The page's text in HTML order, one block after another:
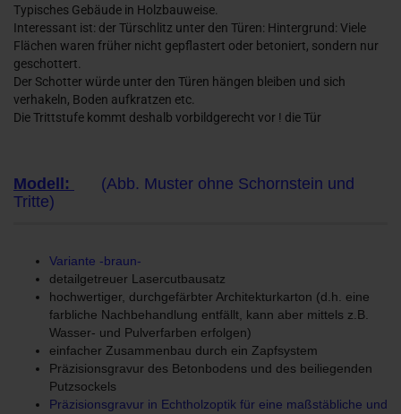
Typisches Gebäude in Holzbauweise.
Interessant ist: der Türschlitz unter den Türen: Hintergrund: Viele
Flächen waren früher nicht gepflastert oder betoniert, sondern nur
geschottert.
Der Schotter würde unter den Türen hängen bleiben und sich
verhakeln, Boden aufkratzen etc.
Die Trittstufe kommt deshalb vorbildgerecht vor ! die Tür
Modell:
(Abb. Muster ohne Schornstein und
Tritte)
Variante -braun-
detailgetreuer Lasercutbausatz
hochwertiger, durchgefärbter Architekturkarton (d.h. eine
farbliche Nachbehandlung entfällt, kann aber mittels z.B.
Wasser- und Pulverfarben erfolgen)
einfacher Zusammenbau durch ein Zapfsystem
Präzisionsgravur des Betonbodens und des beiliegenden
Putzsockels
Präzisionsgravur in Echtholzoptik für eine maßstäbliche und